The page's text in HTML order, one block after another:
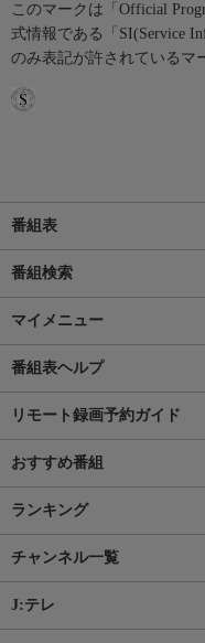
このマークは「Official
式情報である「SI(Service
のみ表記が許されているマ
番組表
番組検索
マイメニュー
番組表ヘルプ
リモート録画予約ガイド
おすすめ番組
ランキング
チャンネル一覧
J:テレ